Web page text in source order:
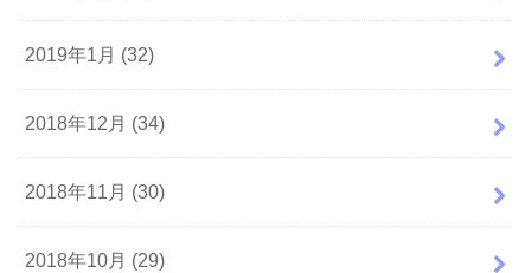
2019年1月 (32)
2018年12月 (34)
2018年11月 (30)
2018年10月 (29)